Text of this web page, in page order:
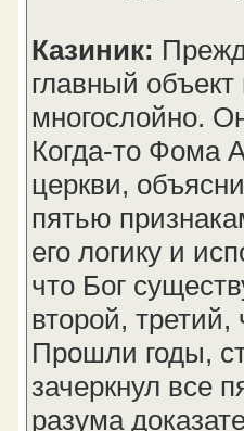
Казиник:
главный
многослойно.
Когда-то Фома
церкви,
пятью
его логику и
что Бог
второй,
Прошли годы,
зачеркнул все
разума